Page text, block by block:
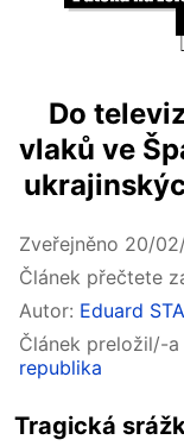
Do
vlaků ve
Zveřejněno 20/
Článek přečtete
Autor: Eduard
Článek preložil/-a
republika
Tragická